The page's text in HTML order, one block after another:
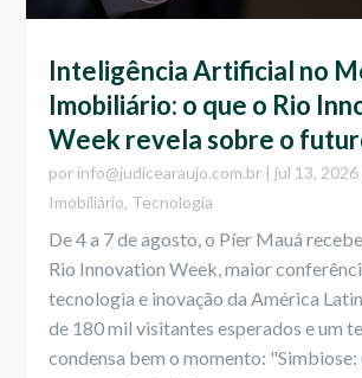
Inteligência Artificial no
Imobiliário: o que o Rio
Week revela sobre o
por info@judicearaujo.com.br | jul 13, 2026
Imobiliário, Tecnologia
De 4 a 7 de agosto, o Píer Mauá
Rio Innovation Week, maior
tecnologia e inovação da América
de 180 mil visitantes esperados e um
condensa bem o momento: